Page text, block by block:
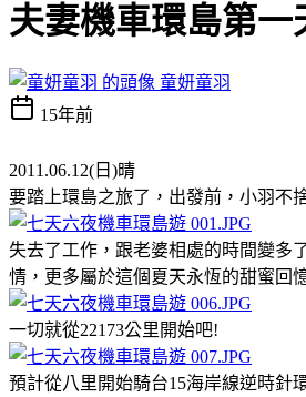
夫妻機車環島第一
童妍童羽
15年前
2011.06.12(日)晴
要踏上環島之旅了，出發前，小羽不
失去了工作，跟老婆相處的時間變多
情，更多屬於這個夏天永恆的甜蜜回
一切就從22173公里開始吧!
預計從八里開始騎台15海岸線逆時針